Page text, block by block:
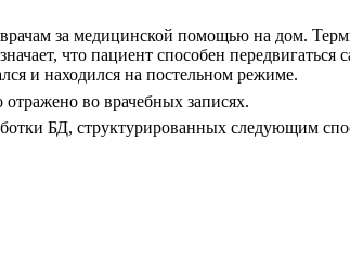
за медицинской помощью на дом.
что пациент способен передвигаться
и находился на постельном режиме.
во врачебных записях.
БД, структурированных следующим